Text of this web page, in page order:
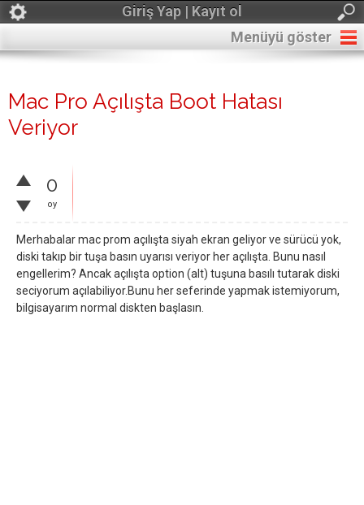
Giriş Yap | Kayıt ol
Menüyü göster
Mac Pro Açılışta Boot Hatası
Veriyor
0
oy
Merhabalar mac prom açılışta siyah ekran geliyor ve sürücü yok,
diski takıp bir tuşa basın uyarısı veriyor her açılışta. Bunu nasıl
engellerim? Ancak açılışta option (alt) tuşuna basılı tutarak diski
seciyorum açılabiliyor.Bunu her seferinde yapmak istemiyorum,
bilgisayarım normal diskten başlasın.